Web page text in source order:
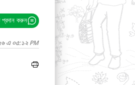
করুন
এ ০৫:১২ PM